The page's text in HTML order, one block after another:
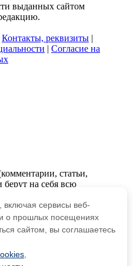
выданных сайтом
Контакты, реквизиты |
| Согласие на
статьи,
берут на себя всю
и разрешение
лицами.
оказывать всяческую
и других вопросах.
сайте незаконно
включая сервисы веб-
о прошлых посещениях
сайтом, вы соглашаетесь